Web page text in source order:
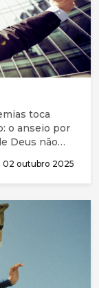
toca
o anseio por
Deus não
nossos
A
do profeta, é
sempre que
02 outubro 2025